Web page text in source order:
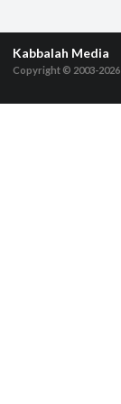
Kabbalah Media
Copyright © 2003-2026